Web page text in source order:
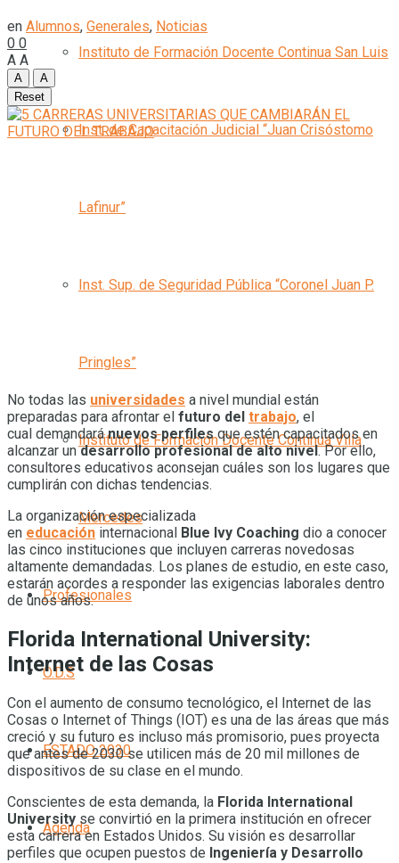
Instituto de Formación Docente Continua San Luis
Inst. de Capacitación Judicial “Juan Crisóstomo
Lafinur”
Inst. Sup. de Seguridad Pública “Coronel Juan P.
Pringles”
Instituto de Formación Docente Continua Villa
Mercedes
Profesionales
O.D.S
ESTADO 2030
Agenda
en Alumnos, Generales, Noticias
0 0
A A
A
A
Reset
No todas las universidades a nivel mundial están
preparadas para afrontar el futuro del trabajo, el
cual demandaránuevos perfilesque estén capacitados en
alcanzar undesarrollo profesional de alto nivel. Por ello,
consultores educativos aconsejan cuáles son los lugares que
cumplirán con dichas tendencias.
La organización especializada
en educación internacional Blue Ivy Coaching dio a conocer
las cinco instituciones que incluyen carreras novedosas
altamente demandadas. Los planes de estudio, en este caso,
estarán acordes a responder las exigencias laborales dentro
de unos años.
Florida International University:
Internet de las Cosas
Con el aumento de consumo tecnológico, el Internet de las
Cosas o Internet of Things (IOT) es una de las áreas que más
creció y su futuro es incluso más promisorio, pues proyecta
que antes de 2030 se utilicen más de 20 mil millones de
dispositivos de su clase en el mundo.
Conscientes de esta demanda, la Florida International
University se convirtió en la primera institución en ofrecer
esta carrera en Estados Unidos. Su visión es desarrollar
perfiles que ocupen puestos de Ingeniería y Desarrollo